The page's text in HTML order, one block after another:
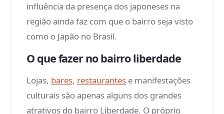
influência da presença dos japoneses na
região ainda faz com que o bairro seja visto
como o Japão no Brasil.
O que fazer no bairro liberdade
Lojas, bares, restaurantes e manifestações
culturais são apenas alguns dos grandes
atrativos do bairro Liberdade. O próprio